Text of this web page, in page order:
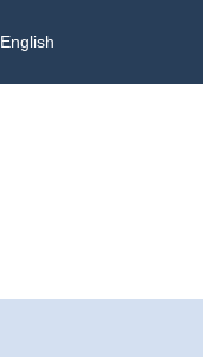
English